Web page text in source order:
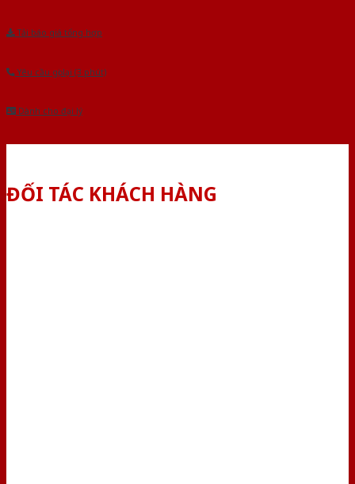
Tải báo giá tổng hợp
Yêu cầu gọi lại (3 phút)
Dành cho đại lý
ĐỐI TÁC KHÁCH HÀNG